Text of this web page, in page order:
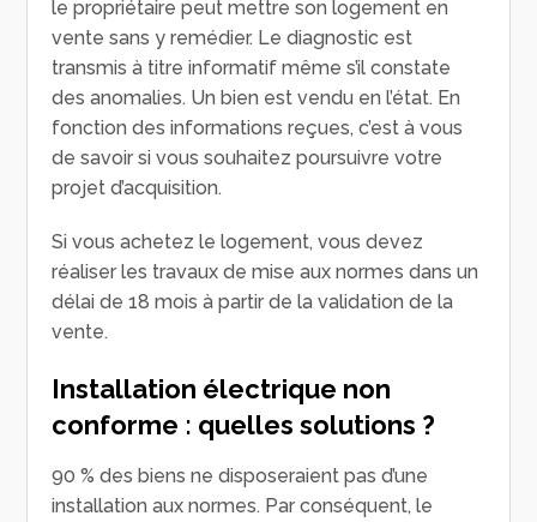
le propriétaire peut mettre son logement en
vente sans y remédier. Le diagnostic est
transmis à titre informatif même s’il constate
des anomalies. Un bien est vendu en l’état. En
fonction des informations reçues, c’est à vous
de savoir si vous souhaitez poursuivre votre
projet d’acquisition.
Si vous achetez le logement, vous devez
réaliser les travaux de mise aux normes dans un
délai de 18 mois à partir de la validation de la
vente.
Installation électrique non
conforme : quelles solutions ?
90 % des biens ne disposeraient pas d’une
installation aux normes. Par conséquent, le